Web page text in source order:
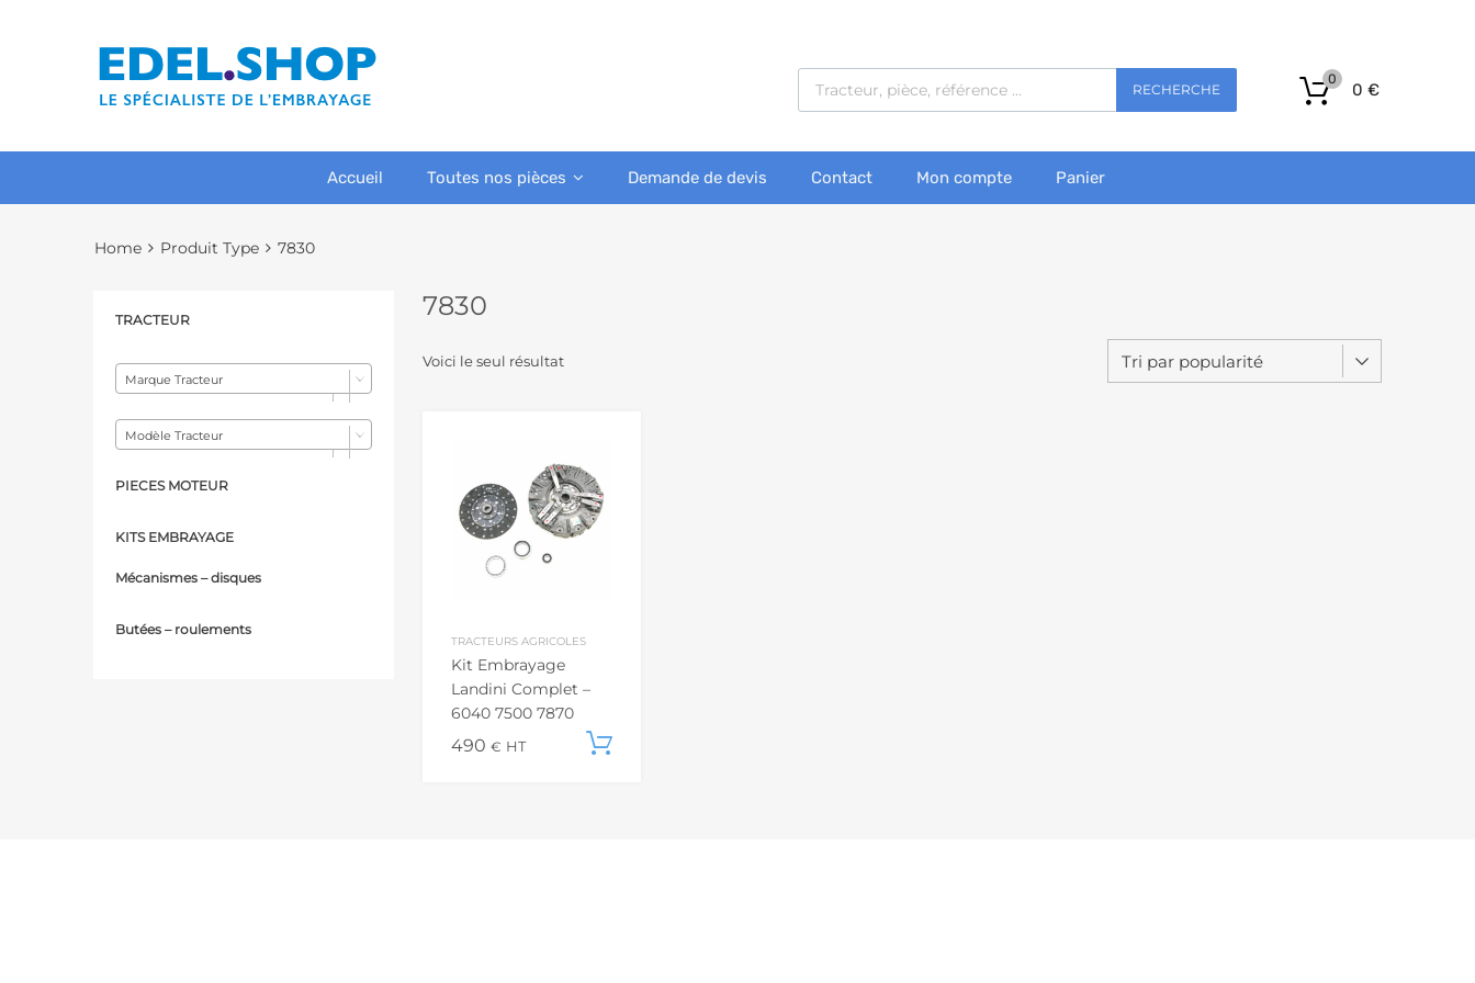
RECHERCHE 0 €
0
Accueil Toutes nos pièces Demande de devis Contact Mon compte Panier
Home Produit Type 7830
7830
Voici le seul résultat
TRACTEURS AGRICOLES
Kit Embrayage
Landini Complet –
6040 7500 7870
6530 6880 8860
490 € HT
TRACTEUR
Marque Tracteur
Modèle Tracteur
PIECES MOTEUR
KITS EMBRAYAGE
Mécanismes – disques
Butées – roulements